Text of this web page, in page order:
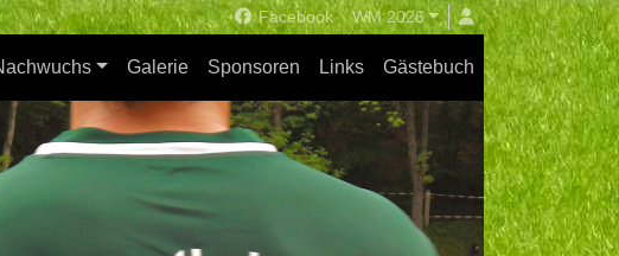
Facebook WM 2026
Galerie Sponsoren Links Gästebuch